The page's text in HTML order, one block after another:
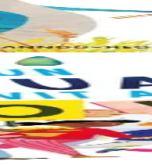
elle n'est pas la
elle a besoin de vous.